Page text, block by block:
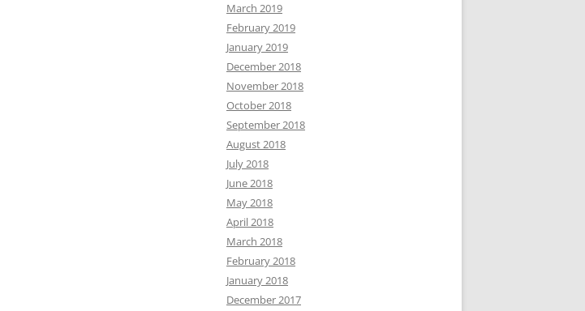
March 2019
February 2019
January 2019
December 2018
November 2018
October 2018
September 2018
August 2018
July 2018
June 2018
May 2018
April 2018
March 2018
February 2018
January 2018
December 2017